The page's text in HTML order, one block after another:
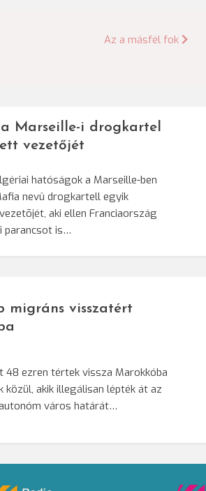
Az a másfél fok
Marseille-i drogkartel
vezetőjét
hatóságok a Marseille-ben
nevû drogkartell egyik
aki ellen Franciaország
is…
migráns visszatért
48 ezren tértek vissza Marokkóba
közül, akik illegálisan lépték át az
város határát…